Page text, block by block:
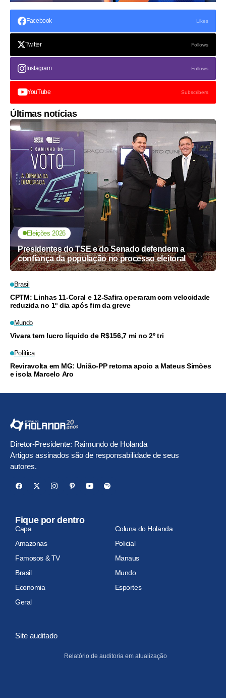
Facebook Likes
Twitter Follows
Instagram Follows
YouTube Subscribers
Últimas notícias
Eleições 2026
Presidentes do TSE e do Senado defendem a
confiança da população no processo eleitoral
Brasil
CPTM: Linhas 11-Coral e 12-Safira operaram com velocidade
reduzida no 1º dia após fim da greve
Mundo
Vivara tem lucro líquido de R$156,7 mi no 2º tri
Política
Reviravolta em MG: União-PP retoma apoio a Mateus Simões
e isola Marcelo Aro
Diretor-Presidente: Raimundo de Holanda
Artigos assinados são de responsabilidade de seus
autores.
Fique por dentro
Capa
Coluna do Holanda
Amazonas
Policial
Famosos & TV
Manaus
Brasil
Mundo
Economia
Esportes
Geral
Site auditado
Relatório de auditoria em atualização